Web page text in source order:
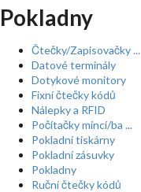
Pokladny
Čtečky/Zapisovačky ...
Datové terminály
Dotykové monitory
Fixní čtečky kódů
Nálepky a RFID
Počítačky mincí/ba ...
Pokladní tiskárny
Pokladní zásuvky
Pokladny
Ruční čtečky kódů